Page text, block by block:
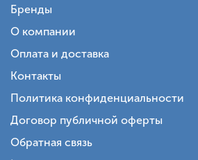
Бренды
О компании
Оплата и доставка
Контакты
Политика конфиденциальности
Договор публичной оферты
Обратная связь